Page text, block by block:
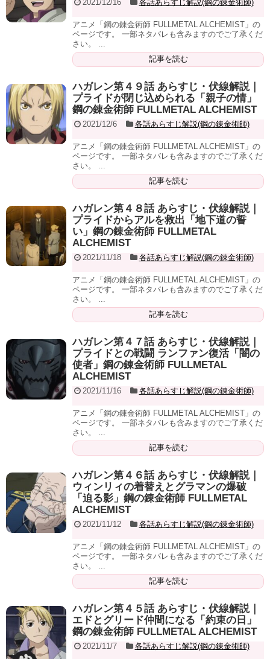
2021/12/16 各話あらすじ解説(鋼の錬金術師)
アニメ「鋼の錬金術師 FULLMETAL ALCHEMIST」の
ページです。 一部ネタバレも含みますのでご了承くだ
さい。 ...
記事を読む
ハガレン第４９話 あらすじ・伏線解説｜
プライドが閉じ込められる「親子の情」
鋼の錬金術師 FULLMETAL ALCHEMIST
2021/12/6 各話あらすじ解説(鋼の錬金術師)
アニメ「鋼の錬金術師 FULLMETAL ALCHEMIST」の
ページです。 一部ネタバレも含みますのでご了承くだ
さい。 ...
記事を読む
ハガレン第４８話 あらすじ・伏線解説｜
プライドからアルを救出「地下道の誓
い」鋼の錬金術師 FULLMETAL
ALCHEMIST
2021/11/18 各話あらすじ解説(鋼の錬金術師)
アニメ「鋼の錬金術師 FULLMETAL ALCHEMIST」の
ページです。 一部ネタバレも含みますのでご了承くだ
さい。 ...
記事を読む
ハガレン第４７話 あらすじ・伏線解説｜
プライドとの戦闘 ランファン復活「闇の
使者」鋼の錬金術師 FULLMETAL
ALCHEMIST
2021/11/16 各話あらすじ解説(鋼の錬金術師)
アニメ「鋼の錬金術師 FULLMETAL ALCHEMIST」の
ページです。 一部ネタバレも含みますのでご了承くだ
さい。 ...
記事を読む
ハガレン第４６話 あらすじ・伏線解説｜
ウィンリィの着替えとグラマンの爆破
「迫る影」鋼の錬金術師 FULLMETAL
ALCHEMIST
2021/11/12 各話あらすじ解説(鋼の錬金術師)
アニメ「鋼の錬金術師 FULLMETAL ALCHEMIST」の
ページです。 一部ネタバレも含みますのでご了承くだ
さい。 ...
記事を読む
ハガレン第４５話 あらすじ・伏線解説｜
エドとグリード仲間になる「約束の日」
鋼の錬金術師 FULLMETAL ALCHEMIST
2021/11/7 各話あらすじ解説(鋼の錬金術師)